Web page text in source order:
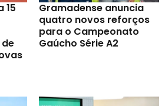
15
Gramadense anuncia
quatro novos reforços
para o Campeonato
Gaúcho Série A2